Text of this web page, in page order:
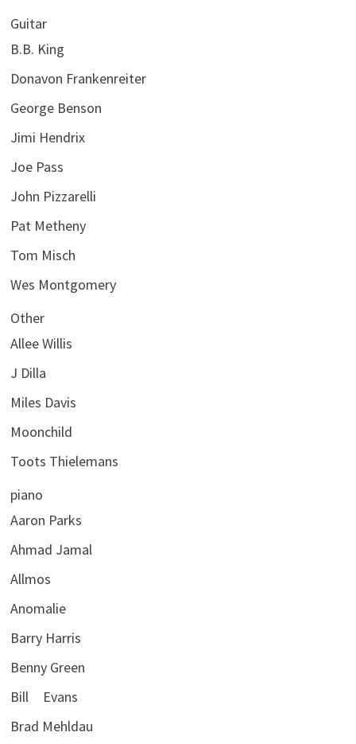
Guitar
B.B. King
Donavon Frankenreiter
George Benson
Jimi Hendrix
Joe Pass
John Pizzarelli
Pat Metheny
Tom Misch
Wes Montgomery
Other
Allee Willis
J Dilla
Miles Davis
Moonchild
Toots Thielemans
piano
Aaron Parks
Ahmad Jamal
Allmos
Anomalie
Barry Harris
Benny Green
Bill Evans
Brad Mehldau